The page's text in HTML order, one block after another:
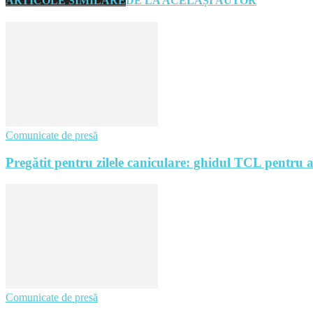
Comunicate de presă
Pregătit pentru zilele caniculare: ghidul TCL pentru
Comunicate de presă